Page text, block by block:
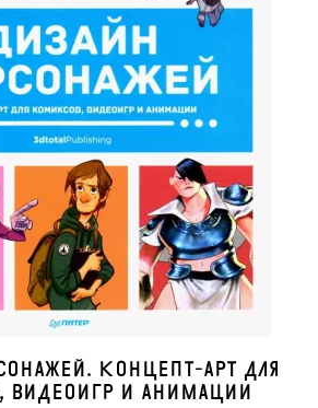
Концепт-арт для
видеоигр и анимации